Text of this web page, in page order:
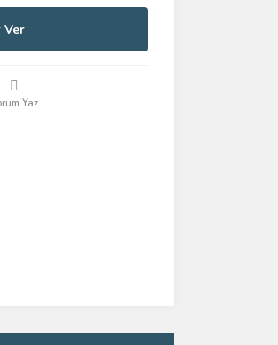
Ver
Yaz